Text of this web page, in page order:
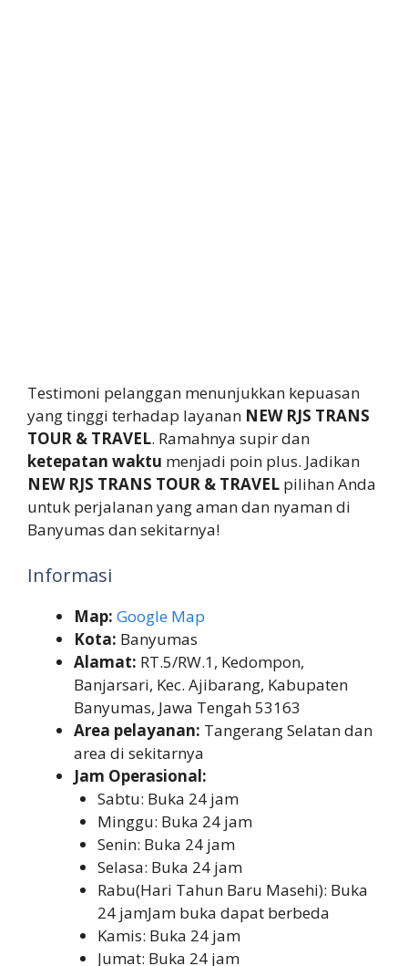
Testimoni pelanggan menunjukkan kepuasan
yang tinggi terhadap layanan NEW RJS TRANS
TOUR & TRAVEL. Ramahnya supir dan
ketepatan waktu menjadi poin plus. Jadikan
NEW RJS TRANS TOUR & TRAVEL pilihan Anda
untuk perjalanan yang aman dan nyaman di
Banyumas dan sekitarnya!
Informasi
Map: Google Map
Kota: Banyumas
Alamat: RT.5/RW.1, Kedompon,
Banjarsari, Kec. Ajibarang, Kabupaten
Banyumas, Jawa Tengah 53163
Area pelayanan: Tangerang Selatan dan
area di sekitarnya
Jam Operasional:
Sabtu: Buka 24 jam
Minggu: Buka 24 jam
Senin: Buka 24 jam
Selasa: Buka 24 jam
Rabu(Hari Tahun Baru Masehi): Buka
24 jamJam buka dapat berbeda
Kamis: Buka 24 jam
Jumat: Buka 24 jam